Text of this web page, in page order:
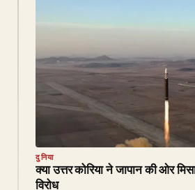
दुनिया
क्या उत्तर कोरिया ने जापान की ओर
विरोध